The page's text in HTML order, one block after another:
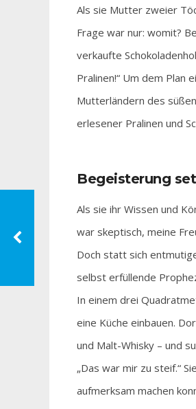
Als sie Mutter zweier
Frage war nur: womit?
verkaufte
Pralinen!“ Um dem Plan
Mutterländern des
erlesener Pralinen und
Begeisterung
Als sie ihr Wissen und
war skeptisch, meine
Doch statt sich
selbst erfüllende
In einem drei
eine Küche einbauen.
und Malt-Whisky – und
„Das war mir zu steif.“
aufmerksam machen